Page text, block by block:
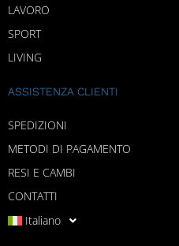
LAVORO
SPORT
LIVING
ASSISTENZA CLIENTI
SPEDIZIONI
METODI DI PAGAMENTO
RESI E CAMBI
CONTATTI
Italiano